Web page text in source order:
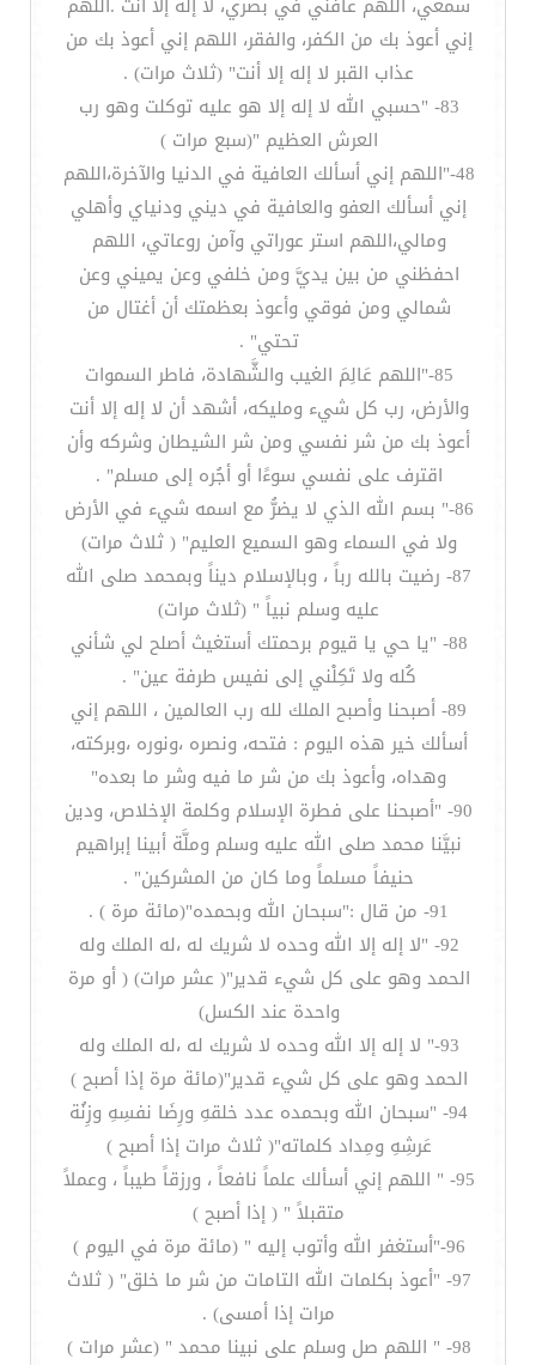
إني أعوذ بك من الكفر، والفقر، اللهم إني أعوذ بك من
عذاب القبر لا إله إلا أنت" (ثلاث مرات) .
83- "حسبي الله لا إله إلا هو عليه توكلت وهو رب
العرش العظيم "(سبع مرات )
48-"اللهم إني أسألك العافية في الدنيا والآخرة،اللهم
إني أسألك العفو والعافية في ديني ودنياي وأهلي
ومالي،اللهم استر عوراتي وآمن روعاتي، اللهم
احفظني من بين يديَّ ومن خلفي وعن يميني وعن
شمالي ومن فوقي وأعوذ بعظمتك أن أغتال من
تحتي" .
85-"اللهم عَالِمَ الغيب والشَّهادة، فاطر السموات
والأرض، رب كل شيء ومليكه، أشهد أن لا إله إلا أنت
أعوذ بك من شر نفسي ومن شر الشيطان وشركه وأن
اقترف على نفسي سوءًا أو أجُره إلى مسلم" .
86-" بسم الله الذي لا يضرُّ مع اسمه شيء في الأرض
ولا في السماء وهو السميع العليم" ( ثلاث مرات)
87- رضيت بالله رباً ، وبالإسلام ديناً وبمحمد صلى الله
عليه وسلم نبياً " (ثلاث مرات)
88- "يا حي يا قيوم برحمتك أستغيث أصلح لي شأني
كُله ولا تَكِلْني إلى نفيس طرفة عين" .
89- أصبحنا وأصبح الملك لله رب العالمين ، اللهم إني
أسألك خير هذه اليوم : فتحه، ونصره ،ونوره ،وبركته،
وهداه، وأعوذ بك من شر ما فيه وشر ما بعده"
90- "أصبحنا على فطرة الإسلام وكلمة الإخلاص، ودين
نبيَّنا محمد صلى الله عليه وسلم وملَّة أبينا إبراهيم
حنيفاً مسلماً وما كان من المشركين" .
91- من قال :"سبحان الله وبحمده"(مائة مرة ) .
92- "لا إله إلا الله وحده لا شريك له ،له الملك وله
الحمد وهو على كل شيء قدير"( عشر مرات) ( أو مرة
واحدة عند الكسل)
93-" لا إله إلا الله وحده لا شريك له ،له الملك وله
الحمد وهو على كل شيء قدير"(مائة مرة إذا أصبح )
94- "سبحان الله وبحمده عدد خلقهِ ورِضَا نفسِهِ وزِنُة
عَرشِهِ ومِداد كلماته"( ثلاث مرات إذا أصبح )
95- " اللهم إني أسألك علماً نافعاً ، ورزقاً طيباً ، وعملاً
متقبلاً " ( إذا أصبح )
96-"أستغفر الله وأتوب إليه " (مائة مرة في اليوم )
97- "أعوذ بكلمات الله التامات من شر ما خلق" ( ثلاث
مرات إذا أمسى) .
98- " اللهم صل وسلم على نبينا محمد " (عشر مرات )